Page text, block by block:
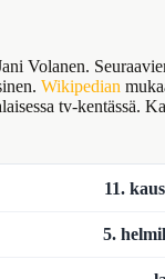
Volanen.
Wikipedian
tv-kentässä.
11.
5.